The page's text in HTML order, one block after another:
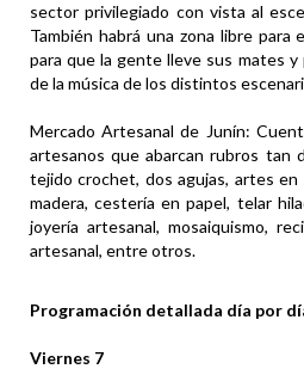
sector privilegiado con vista al
También habrá una zona libre para
para que la gente lleve sus mates
de la música de los distintos
Mercado Artesanal de Junín:
artesanos que abarcan rubros tan
tejido crochet, dos agujas, artes en
madera, cestería en papel, telar
joyería artesanal, mosaiquismo,
artesanal, entre otros.
Programación detallada día por
Viernes 7